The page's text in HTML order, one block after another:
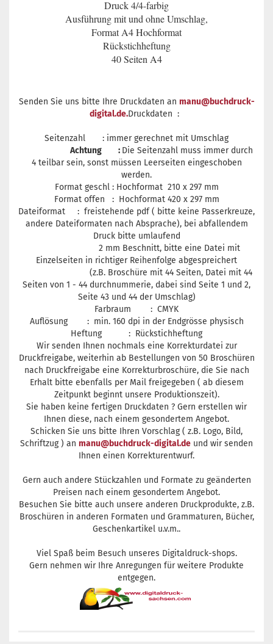
Druck 4/4-farbig
Ausführung mit und ohne Umschlag,
Format A4 Hochformat
Rückstichheftung
40 Seiten A4
Senden Sie uns bitte Ihre Druckdaten an manu@buchdruck-
digital.de.Druckdaten :
Seitenzahl : immer gerechnet mit Umschlag
Achtung : Die Seitenzahl muss immer durch
4 teilbar sein, sonst müssen Leerseiten eingeschoben
werden.
Format geschl : Hochformat 210 x 297 mm
Format offen : Hochformat 420 x 297 mm
Dateiformat : freistehende pdf ( bitte keine Passerkreuze,
andere Dateiformaten nach Absprache), bei abfallendem
Druck bitte umlaufend
2 mm Beschnitt, bitte eine Datei mit
Einzelseiten in richtiger Reihenfolge abgespreichert
(z.B. Broschüre mit 44 Seiten, Datei mit 44
Seiten von 1 - 44 durchnummerie, dabei sind Seite 1 und 2,
Seite 43 und 44 der Umschlag)
Farbraum : CMYK
Auflösung : min. 160 dpi in der Endgrösse physisch
Heftung : Rückstichheftung
Wir senden Ihnen nochmals eine Korrekturdatei zur
Druckfreigabe, weiterhin ab Bestellungen von 50 Broschüren
nach Druckfreigabe eine Korrekturbroschüre, die Sie nach
Erhalt bitte ebenfalls per Mail freigegeben ( ab diesem
Zeitpunkt beginnt unsere Produktionszeit).
Sie haben keine fertigen Druckdaten ? Gern erstellen wir
Ihnen diese, nach einem gesondertem Angebot.
Schicken Sie uns bitte Ihren Vorschlag ( z.B. Logo, Bild,
Schriftzug ) an manu@buchdruck-digital.de und wir senden
Ihnen einen Korrekturentwurf.
Gern auch andere Stückzahlen und Formate zu geänderten
Preisen nach einem gesondertem Angebot.
Besuchen Sie bitte auch unsere anderen Druckprodukte, z.B.
Broschüren in anderen Formaten und Grammaturen, Bücher,
Geschenkartikel u.v.m..
Viel Spaß beim Besuch unseres Digitaldruck-shops.
Gern nehmen wir Ihre Anregungen für weitere Produkte
entgegen.